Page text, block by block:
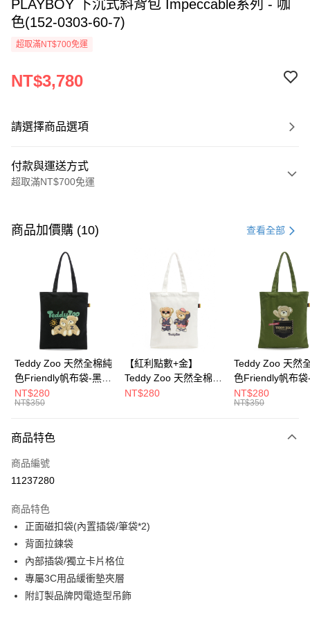
PLAYBOY 下沉式斜背包 Impeccable系列 - 咖
色(152-0303-60-7)
超取滿NT$700免運
NT$3,780
請選擇商品選項
付款與運送方式
超取滿NT$700免運
信用卡一次付款
超商取貨付款
Apple Pay
街口支付
大哥付你分期
相關說明
2.付款方式選擇「大哥付你分期」，訂單成立後會自動跳轉到大哥付的交易
成交易。
3.實際核准額度、可分期數及費用金額請依後續交易確認頁面所載為準。
消。如遇「轉專審核」未通過狀況，表示未達大哥付你分期系統評分，恕無
法說明評估內容。
【繳款方式說明】
1.分期款項不併入電信帳單，「大哥付你分期」於每月結算日後寄送繳費提
2.透過簡訊連結打開帳單後，可選擇「超商條碼／台灣大直營門市／銀行轉
帳／街口支付／iPASS MONEY」等通路繳費。
【注意事項】
運送方式
全家取貨付款
付款後全家取貨
每筆NT$100，滿NT$700(含以上)免運費
每筆NT$100，滿NT$900(含以上)免運費
商品加價購 (10) 查看全部
Teddy Zoo 天然全棉純
色Friendly帆布袋-黑色
(TZB107)
NT$280
NT$350
【紅利點數+金】
Teddy Zoo 天然全棉純
色Friendly帆布袋-白色
NT$280
Teddy Zoo 天然
色Friendly帆布袋
色(TZB107)
NT$280
NT$350
商品特色
商品編號
11237280
商品特色
正面磁扣袋(內置插袋/筆袋*2)
背面拉鍊袋
內部插袋/獨立卡片格位
專屬3C用品緩衝墊夾層
附訂製品牌閃電造型吊飾